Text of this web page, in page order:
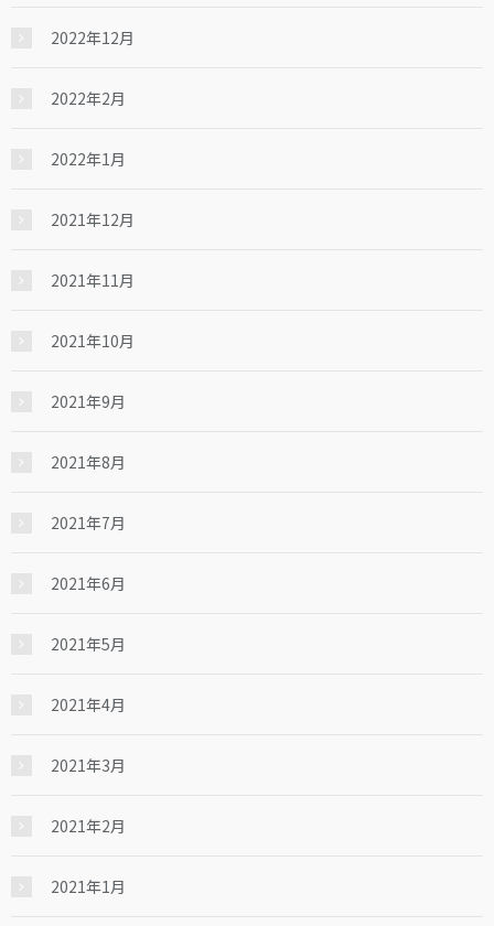
2022年12月
2022年2月
2022年1月
2021年12月
2021年11月
2021年10月
2021年9月
2021年8月
2021年7月
2021年6月
2021年5月
2021年4月
2021年3月
2021年2月
2021年1月